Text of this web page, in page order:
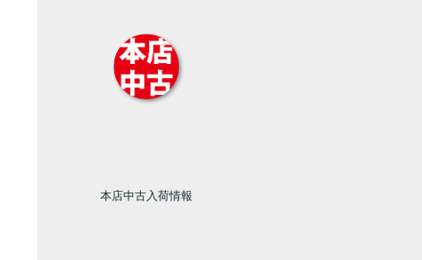
本店中古入荷情報